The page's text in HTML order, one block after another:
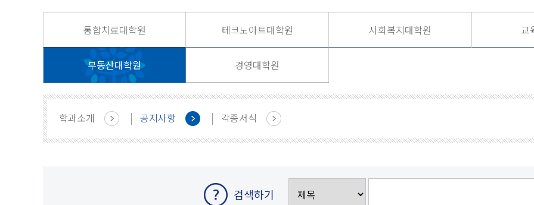
통합치료대학원 테크노아트대학원 사회복지대학원 교
부동산대학원
학과소개 공지사항 각종서식
경영대학원
검색하기